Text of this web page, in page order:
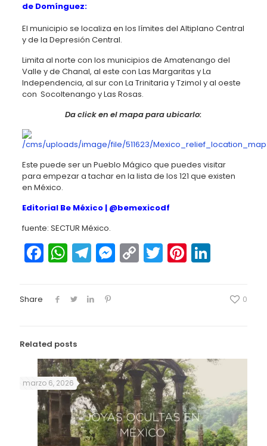
de Domínguez:
El municipio se localiza en los límites del Altiplano Central
y de la Depresión Central.
Limita al norte con los municipios de Amatenango del
Valle y de Chanal, al este con Las Margaritas y La
Independencia, al sur con La Trinitaria y Tzimol y al oeste
con Socoltenango y Las Rosas.
Da click en el mapa para ubicarlo:
Este puede ser un Pueblo Mágico que puedes visitar
para empezar a tachar en la lista de los 121 que existen
en México.
Editorial Be México | @bemexicodf
fuente: SECTUR México.
Facebook
WhatsApp
Telegram
Messenger
Copy
Link
TwitterPinterest
Share 0
Related posts
marzo 6, 2026